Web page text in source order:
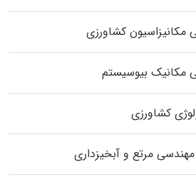
کشاورزی
مکانیک بیوسیستم
کشاورزی
مرتع و آبخیزداری